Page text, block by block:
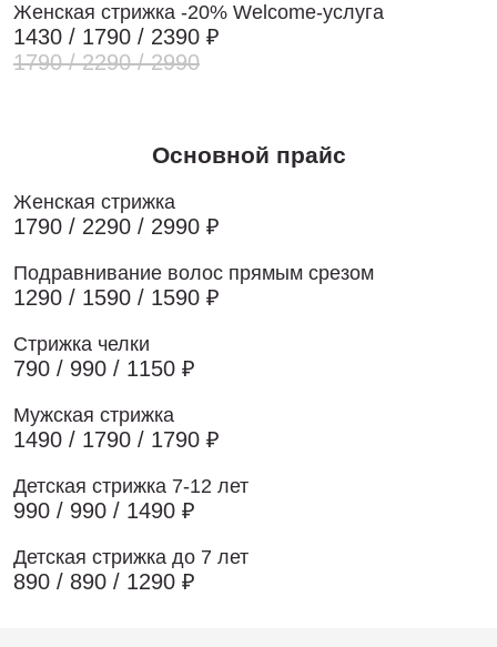
Женская стрижка -20% Welcome-услуга
1430 / 1790 / 2390 ₽
1790 / 2290 / 2990
Основной прайс
Женская стрижка
1790 / 2290 / 2990 ₽
Подравнивание волос прямым срезом
1290 / 1590 / 1590 ₽
Стрижка челки
790 / 990 / 1150 ₽
Мужская стрижка
1490 / 1790 / 1790 ₽
Детская стрижка 7-12 лет
990 / 990 / 1490 ₽
Детская стрижка до 7 лет
890 / 890 / 1290 ₽